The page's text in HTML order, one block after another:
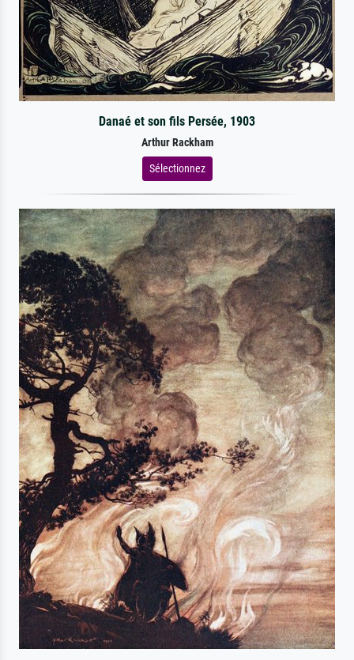
Danaé et son fils Persée, 1903
Arthur Rackham
Sélectionnez